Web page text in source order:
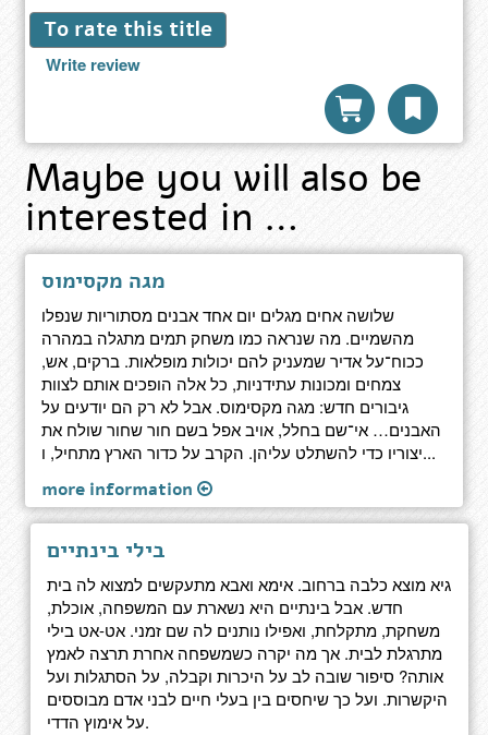
To rate this title
Write review
Maybe you will also be
interested in …
מגה מקסימוס
שלושה אחים מגלים יום אחד אבנים מסתוריות שנפלו
מהשמיים. מה שנראה כמו משחק תמים מתגלה במהרה
ככוח־על אדיר שמעניק להם יכולות מופלאות. ברקים, אש,
צמחים ומכונות עתידניות, כל אלה הופכים אותם לצוות
גיבורים חדש: מגה מקסימוס. אבל לא רק הם יודעים על
האבנים… אי־שם בחלל, אויב אפל בשם חור שחור שולח את
יצוריו כדי להשתלט עליהן. הקרב על כדור הארץ מתחיל, ו...
more information
בילי בינתיים
גיא מוצא כלבה ברחוב. אימא ואבא מתעקשים למצוא לה בית
חדש. אבל בינתיים היא נשארת עם המשפחה, אוכלת,
משחקת, מתקלחת, ואפילו נותנים לה שם זמני. אט-אט בילי
מתרגלת לבית. אך מה יקרה כשמשפחה אחרת תרצה לאמץ
אותה? סיפור שובה לב על היכרות וקבלה, על הסתגלות ועל
היקשרות. ועל כך שיחסים בין בעלי חיים לבני אדם מבוססים
על אימוץ הדדי.